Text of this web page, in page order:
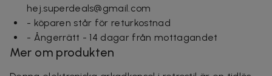
hej.superdeals@gmail.com
- köparen står för returkostnad
- Ångerrätt - 14 dagar från mottagandet
Mer om produkten